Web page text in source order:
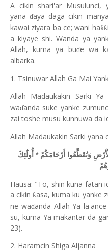
A cikin shari'ar Musulunci,
yanaɗaya daga cikin
kawai ziyara ba ce; wani haƙƙ
a kiyaye shi. Wanda ya
Allah, kuma ya buɗe wa
albarka.
1. Tsinuwar Allah Ga Mai
Allah Madaukakin Sarki
waɗanda suke yanke
zai toshe musu kunnuwa da
Allah Madaukakin Sarki yana
وَتُقَطِّعُوا أَرْحَامَكُمْ * أُولَٰئِكَ
Hausa: "To, shin kuna fãtan
a cikinƙasa, kuma ku yanke
ne waɗanda Allah Ya
su, kuma Ya makantar da
23).
2. Haramcin Shiga Aljanna